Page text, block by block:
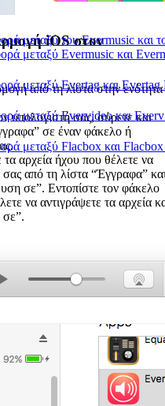
μεταξύ του Evermusic και
μεταξύ Evermusic και
μεταξύ Evertag και
μεταξύ Evervideo και
μεταξύ Flacbox και
iOS στον
από τη λίστα στην ενότητα
υπολογιστή σας, σύρετε και
σε έναν φάκελο ή
τα αρχεία ήχου που θέλετε να
από τη λίστα “Έγγραφα”
σε”. Εντοπίστε τον φάκελο
να αντιγράψετε τα αρχεία